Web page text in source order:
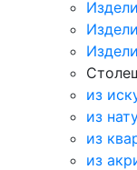
из
из
из
из